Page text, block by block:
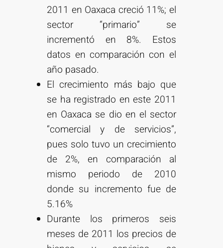
2011 en Oaxaca creció 11%; el
sector “primario” se
incrementó en 8%. Estos
datos en comparación con el
año pasado.
El crecimiento más bajo que
se ha registrado en este 2011
en Oaxaca se dio en el sector
“comercial y de servicios”,
pues solo tuvo un crecimiento
de 2%, en comparación al
mismo periodo de 2010
donde su incremento fue de
5.16%
Durante los primeros seis
meses de 2011 los precios de